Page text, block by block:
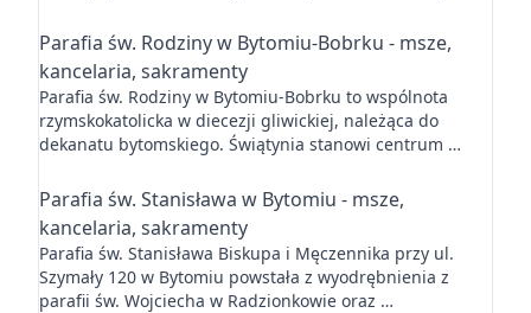
Parafia św. Rodziny w Bytomiu-Bobrku - msze,
kancelaria, sakramenty
Parafia św. Rodziny w Bytomiu-Bobrku to wspólnota
rzymskokatolicka w diecezji gliwickiej, należąca do
dekanatu bytomskiego. Świątynia stanowi centrum …
Parafia św. Stanisława w Bytomiu - msze,
kancelaria, sakramenty
Parafia św. Stanisława Biskupa i Męczennika przy ul.
Szymały 120 w Bytomiu powstała z wyodrębnienia z
parafii św. Wojciecha w Radzionkowie oraz …